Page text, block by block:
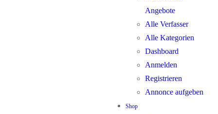
Angebote
Alle Verfasser
Alle Kategorien
Dashboard
Anmelden
Registrieren
Annonce aufgeben
Shop